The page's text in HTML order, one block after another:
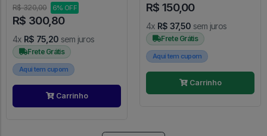
Game Of Thrones #53
R$ 320,00 6% OFF
R$ 300,80
4x R$ 75,20 sem juros
Frete Grátis
Aqui tem cupom
Carrinho
R$ 150,00
4x R$ 37,50 sem juros
Frete Grátis
Aqui tem cupom
Carrinho